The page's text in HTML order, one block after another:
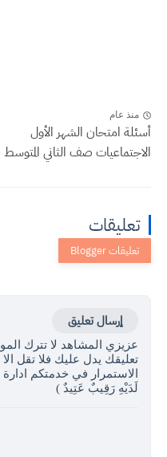
منذ عام
أسئلة امتحان الشهر الأول
الاجتماعيات صف الثاني المتوسط
تعليقات
إرسال تعليق
عزيزي المشاهد لا تترك
تعليقك يدل عليك فلا تقل
الاستمرار في خدمتكم
لَدَيْهِ رَقِيبٌ عَتِيدٌ )